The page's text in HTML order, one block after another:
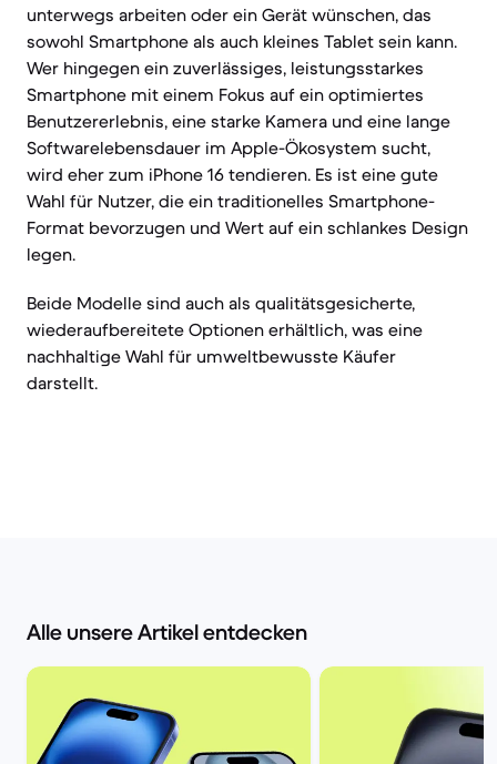
unterwegs arbeiten oder ein Gerät wünschen, das
sowohl Smartphone als auch kleines Tablet sein kann.
Wer hingegen ein zuverlässiges, leistungsstarkes
Smartphone mit einem Fokus auf ein optimiertes
Benutzererlebnis, eine starke Kamera und eine lange
Softwarelebensdauer im Apple-Ökosystem sucht,
wird eher zum iPhone 16 tendieren. Es ist eine gute
Wahl für Nutzer, die ein traditionelles Smartphone-
Format bevorzugen und Wert auf ein schlankes Design
legen.
Beide Modelle sind auch als qualitätsgesicherte,
wiederaufbereitete Optionen erhältlich, was eine
nachhaltige Wahl für umweltbewusste Käufer
darstellt.
Alle unsere Artikel entdecken